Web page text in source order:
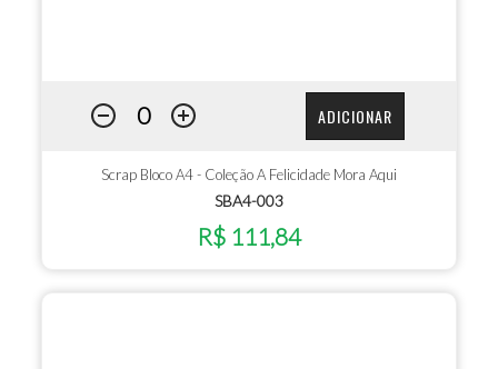
ADICIONAR
Scrap Bloco A4 - Coleção A Felicidade Mora Aqui
SBA4-003
R$ 111,84